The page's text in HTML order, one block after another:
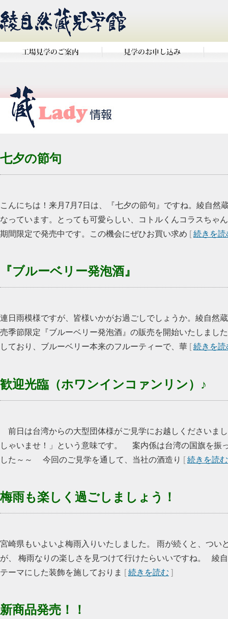
七夕の節句
こんにちは！来月7月7日は、『七夕の節句』ですね。綾自然
なっています。とっても可愛らしい、コトルくんコラスちゃ
期間限定で発売中です。この機会にぜひお買い求め [続きを読
『ブルーベリー発泡酒』
連日雨模様ですが、皆様いかがお過ごしでしょうか。綾自然
売季節限定『ブルーベリー発泡酒』の販売を開始いたしまし
しており、ブルーベリー本来のフルーティーで、華 [続きを読
歓迎光臨（ホワンインコァンリン）♪
前日は台湾からの大型団体様がご見学にお越しくださいま
しゃいませ！」という意味です。 案内係は台湾の国旗を振
した～～ 今回のご見学を通して、当社の酒造り [続きを読む
梅雨も楽しく過ごしましょう！
宮崎県もいよいよ梅雨入りいたしました。 雨が続くと、つい
が、 梅雨なりの楽しさを見つけて行けたらいいですね。 綾
テーマにした装飾を施しておりま [続きを読む ]
新商品発売！！